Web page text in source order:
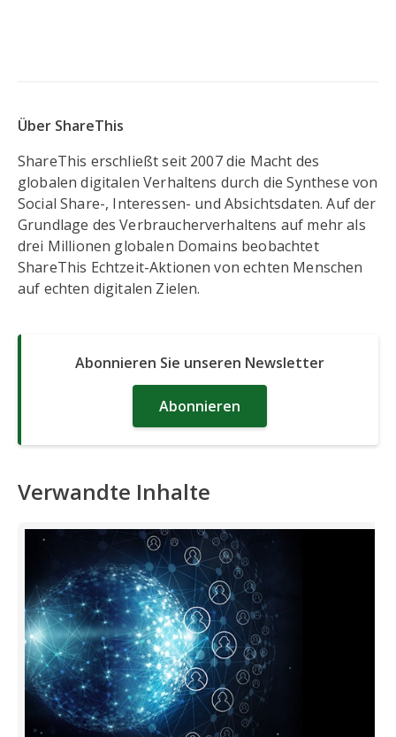
Über ShareThis
ShareThis erschließt seit 2007 die Macht des
globalen digitalen Verhaltens durch die Synthese von
Social Share-, Interessen- und Absichtsdaten. Auf der
Grundlage des Verbraucherverhaltens auf mehr als
drei Millionen globalen Domains beobachtet
ShareThis Echtzeit-Aktionen von echten Menschen
auf echten digitalen Zielen.
Abonnieren Sie unseren Newsletter
Abonnieren
Verwandte Inhalte